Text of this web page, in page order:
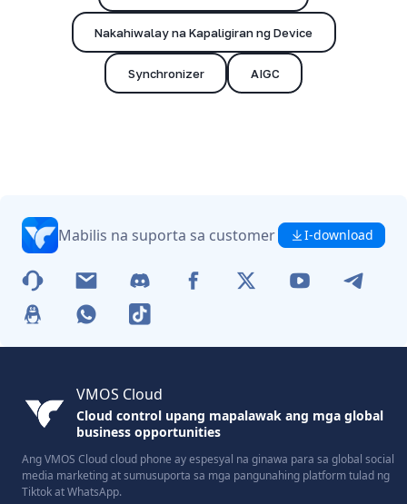
Nakahiwalay na Kapaligiran ng Device
Synchronizer AIGC
Mabilis na suporta sa customer I-download
VMOS Cloud
Cloud control upang mapalawak ang mga global
business opportunities
Ang VMOS Cloud cloud phone ay espesyal na ginawa para sa global social
media marketing at sumusuporta sa mga pangunahing platform tulad ng
Tiktok at WhatsApp.